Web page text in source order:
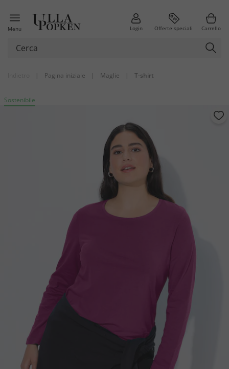
Menu Login Offerte speciali Carrello
| Pagina iniziale | Maglie | T-shirt
Sostenibile